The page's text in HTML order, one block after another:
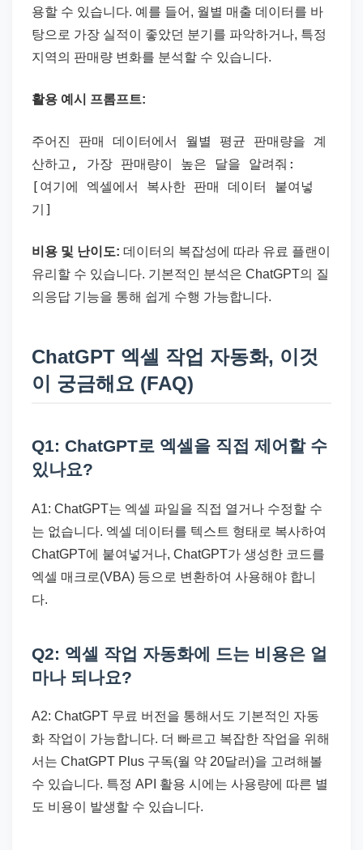
용할 수 있습니다. 예를 들어, 월별 매출 데이터를 바
탕으로 가장 실적이 좋았던 분기를 파악하거나, 특정
지역의 판매량 변화를 분석할 수 있습니다.
활용 예시 프롬프트:
주어진 판매 데이터에서 월별 평균 판매량을 계
산하고, 가장 판매량이 높은 달을 알려줘:
[여기에 엑셀에서 복사한 판매 데이터 붙여넣
기]
비용 및 난이도: 데이터의 복잡성에 따라 유료 플랜이
유리할 수 있습니다. 기본적인 분석은 ChatGPT의 질
의응답 기능을 통해 쉽게 수행 가능합니다.
ChatGPT 엑셀 작업 자동화, 이것
이 궁금해요 (FAQ)
Q1: ChatGPT로 엑셀을 직접 제어할 수
있나요?
A1: ChatGPT는 엑셀 파일을 직접 열거나 수정할 수
는 없습니다. 엑셀 데이터를 텍스트 형태로 복사하여
ChatGPT에 붙여넣거나, ChatGPT가 생성한 코드를
엑셀 매크로(VBA) 등으로 변환하여 사용해야 합니
다.
Q2: 엑셀 작업 자동화에 드는 비용은 얼
마나 되나요?
A2: ChatGPT 무료 버전을 통해서도 기본적인 자동
화 작업이 가능합니다. 더 빠르고 복잡한 작업을 위해
서는 ChatGPT Plus 구독(월 약 20달러)을 고려해볼
수 있습니다. 특정 API 활용 시에는 사용량에 따른 별
도 비용이 발생할 수 있습니다.